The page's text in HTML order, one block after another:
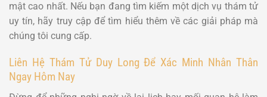
mật cao nhất. Nếu bạn đang tìm kiếm một dịch vụ thám tử
uy tín, hãy truy cập để tìm hiểu thêm về các giải pháp mà
chúng tôi cung cấp.
Liên Hệ Thám Tử Duy Long Để Xác Minh Nhân Thân
Ngay Hôm Nay